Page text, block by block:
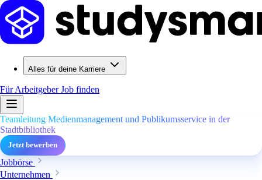
Alles für deine Karriere
Für ArbeitgeberJob finden
Teamleitung Medienmanagement und Publikumsservice in der
Stadtbibliothek
Jetzt bewerben
Jobbörse
Unternehmen